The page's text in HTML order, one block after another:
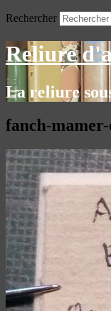
Rechercher
Reliure
La reliure
fanch-